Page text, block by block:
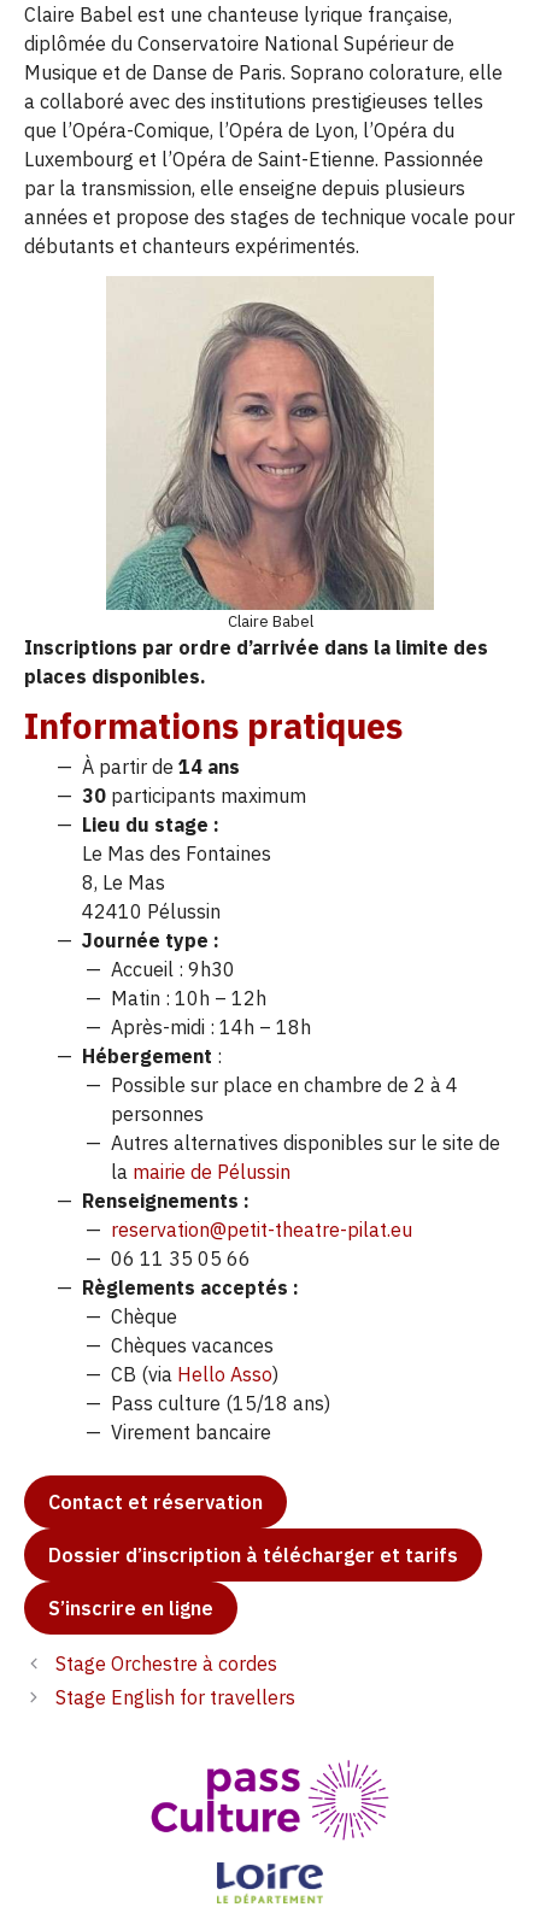
Claire Babel est une chanteuse lyrique française,
diplômée du Conservatoire National Supérieur de
Musique et de Danse de Paris. Soprano colorature, elle
a collaboré avec des institutions prestigieuses telles
que l’Opéra-Comique, l’Opéra de Lyon, l’Opéra du
Luxembourg et l’Opéra de Saint-Etienne. Passionnée
par la transmission, elle enseigne depuis plusieurs
années et propose des stages de technique vocale pour
débutants et chanteurs expérimentés.
Claire Babel
Inscriptions par ordre d’arrivée dans la limite des
places disponibles.
Informations pratiques
À partir de 14 ans
30 participants maximum
Lieu du stage :
Le Mas des Fontaines
8, Le Mas
42410 Pélussin
Journée type :
Accueil : 9h30
Matin : 10h – 12h
Après-midi : 14h – 18h
Hébergement :
Possible sur place en chambre de 2 à 4
personnes
Autres alternatives disponibles sur le site de
la mairie de Pélussin
Renseignements :
reservation@petit-theatre-pilat.eu
06 11 35 05 66
Règlements acceptés :
Chèque
Chèques vacances
CB (via Hello Asso)
Pass culture (15/18 ans)
Virement bancaire
Contact et réservation
Dossier d’inscription à télécharger et tarifs
S’inscrire en ligne
Stage Orchestre à cordes
Stage English for travellers